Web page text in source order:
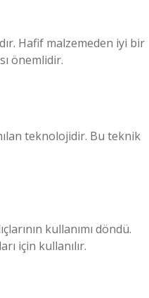
Hafif malzemeden iyi bir
önemlidir.
teknolojidir. Bu teknik
kullanımı döndü.
için kullanılır.